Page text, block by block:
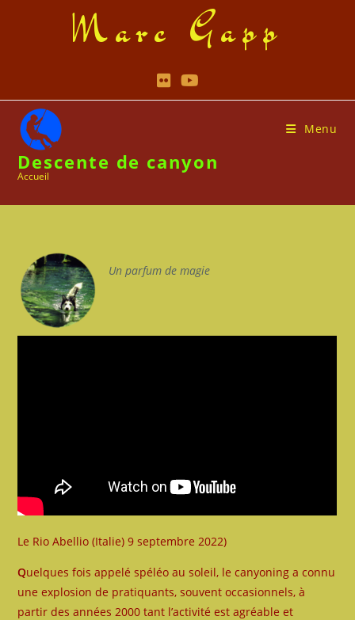
Marc Gapp
Menu
Descente de canyon
Accueil
Un parfum de magie
Le Rio Abellio (Italie) 9 septembre 2022)
Quelques fois appelé spéléo au soleil, le canyoning a connu
une explosion de pratiquants, souvent occasionnels, à
partir des années 2000 tant l’activité est agréable et